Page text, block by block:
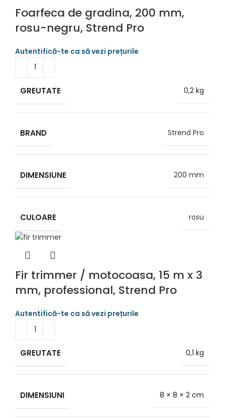
Foarfeca de gradina, 200 mm,
rosu-negru, Strend Pro
GREUTATE 0,2 kg
BRAND Strend Pro
DIMENSIUNE 200 mm
CULOARE rosu
Fir trimmer / motocoasa, 15 m x 3
mm, professional, Strend Pro
GREUTATE 0,1 kg
DIMENSIUNI 8 × 8 × 2 cm